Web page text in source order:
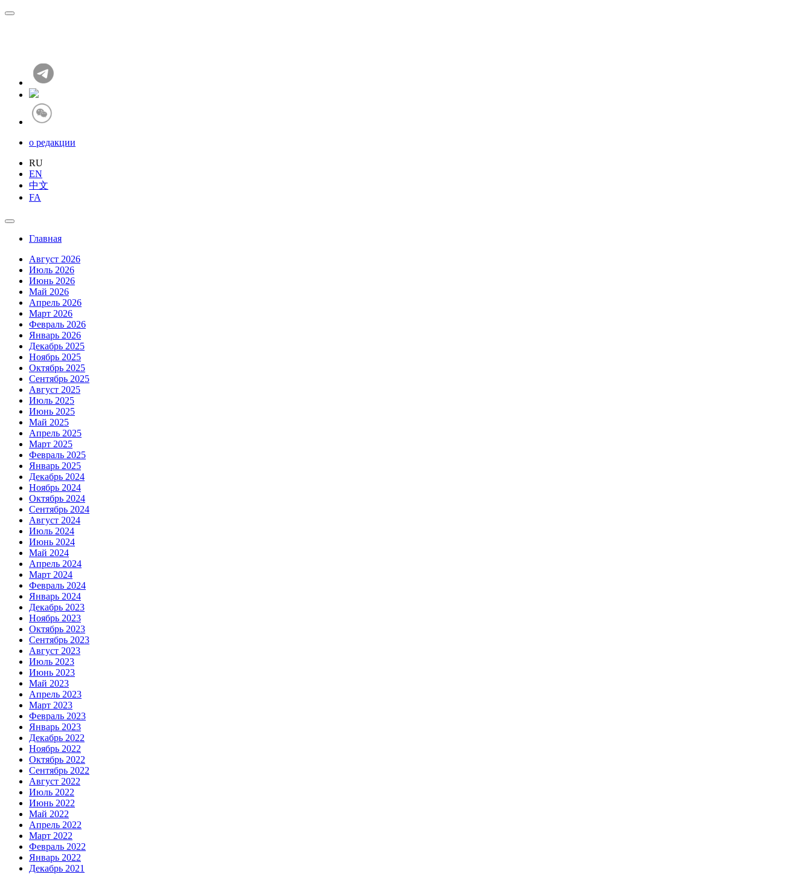
о редакции
RU
EN
中文
FA
Главная
Август 2026
Июль 2026
Июнь 2026
Май 2026
Апрель 2026
Март 2026
Февраль 2026
Январь 2026
Декабрь 2025
Ноябрь 2025
Октябрь 2025
Сентябрь 2025
Август 2025
Июль 2025
Июнь 2025
Май 2025
Апрель 2025
Март 2025
Февраль 2025
Январь 2025
Декабрь 2024
Ноябрь 2024
Октябрь 2024
Сентябрь 2024
Август 2024
Июль 2024
Июнь 2024
Май 2024
Апрель 2024
Март 2024
Февраль 2024
Январь 2024
Декабрь 2023
Ноябрь 2023
Октябрь 2023
Сентябрь 2023
Август 2023
Июль 2023
Июнь 2023
Май 2023
Апрель 2023
Март 2023
Февраль 2023
Январь 2023
Декабрь 2022
Ноябрь 2022
Октябрь 2022
Сентябрь 2022
Август 2022
Июль 2022
Июнь 2022
Май 2022
Апрель 2022
Март 2022
Февраль 2022
Январь 2022
Декабрь 2021